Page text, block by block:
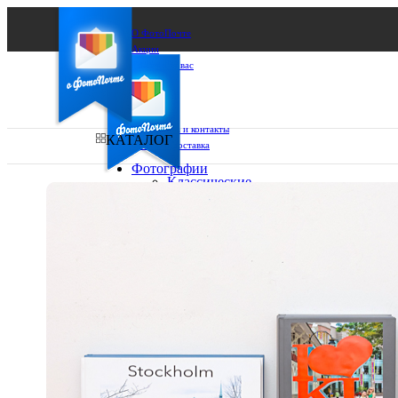
О ФотоПочте
Акции
Сделаем за вас
Бизнесу
FAQ
Франшиза
Поддержка и контакты
Оплата и доставка
КАТАЛОГ
Фотографии
Классические
А4
Фото